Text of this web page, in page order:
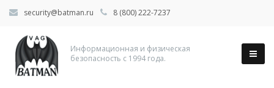
security@batman.ru 8 (800) 222-7237
Информационная и физическая
безопасность с 1994 года.